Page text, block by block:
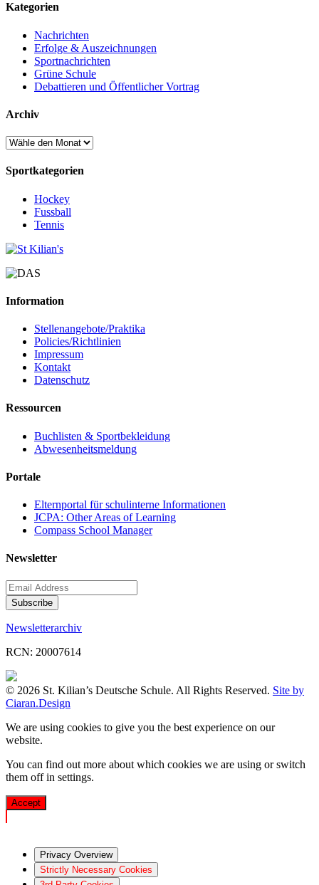
Kategorien
Nachrichten
Erfolge & Auszeichnungen
Sportnachrichten
Grüne Schule
Debattieren und Öffentlicher Vortrag
Archiv
Archiv
Sportkategorien
Hockey
Fussball
Tennis
Information
Stellenangebote/Praktika
Policies/Richtlinien
Impressum
Kontakt
Datenschutz
Ressourcen
Buchlisten & Sportbekleidung
Abwesenheitsmeldung
Portale
Elternportal für schulinterne Informationen
JCPA: Other Areas of Learning
Compass School Manager
Newsletter
Newsletterarchiv
RCN: 20007614
© 2026 St. Kilian’s Deutsche Schule. All Rights Reserved. Site by
Ciaran.Design
We are using cookies to give you the best experience on our
website.
You can find out more about which cookies we are using or switch
them off in settings.
Accept
Privacy Overview
Strictly Necessary Cookies